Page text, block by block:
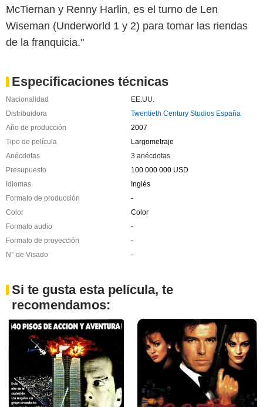
McTiernan y Renny Harlin, es el turno de Len
Wiseman (Underworld 1 y 2) para tomar las riendas
de la franquicia."
Especificaciones técnicas
Nacionalidad
EE.UU.
Distribuidora
Twentieth Century Studios España
Año de producción
2007
Tipo de película
Largometraje
Anécdotas
3 anécdotas
Presupuesto
100 000 000 USD
Idiomas
Inglés
Formato de producción
-
Color
Color
Formato audio
-
Formato de proyección
-
N° de Visado
-
Si te gusta esta película, te
recomendamos: